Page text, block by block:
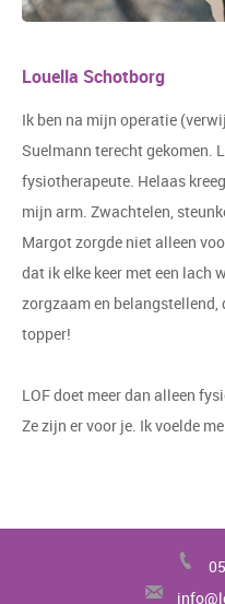
Louella Schotborg
Ik ben na mijn operatie
Suelmann terecht gekomen.
fysiotherapeute. Helaas
mijn arm. Zwachtelen,
Margot zorgde niet alleen
dat ik elke keer met een lach
zorgzaam en belangstellend,
topper!
LOF doet meer dan alleen
Ze zijn er voor je. Ik voelde
0